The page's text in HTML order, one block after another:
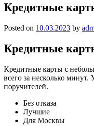
Кредитные
Posted on 10.03.2023 by
Кредитные
Кредитные карты с
всего за несколько
поручителей.
Без отказа
Лучшие
Для Москвы